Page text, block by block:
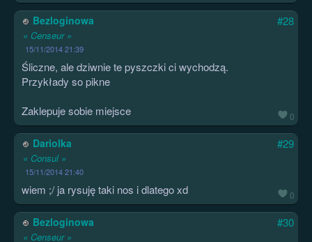
Bezloginowa
« Censeur »
15/11/2014 21:39
#28
0
Śliczne, ale dziwnie te pyszczki ci wychodzą.
Przykłady so pikne
Zaklepuje sobie miejsce
Dariolka
« Consul »
15/11/2014 21:40
#29
0
wiem ;/ ja rysuję taki nos i dlatego xd
Bezloginowa
« Censeur »
#30